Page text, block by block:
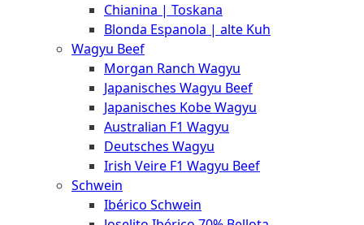
Chianina | Toskana
Blonda Espanola | alte Kuh
Wagyu Beef
Morgan Ranch Wagyu
Japanisches Wagyu Beef
Japanisches Kobe Wagyu
Australian F1 Wagyu
Deutsches Wagyu
Irish Veire F1 Wagyu Beef
Schwein
Ibérico Schwein